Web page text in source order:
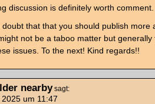
discussion is definitely worth comment.
doubt that that you should publish more
not be a taboo matter but generally
issues. To the next! Kind regards!!
nearby sagt:
um 11:47